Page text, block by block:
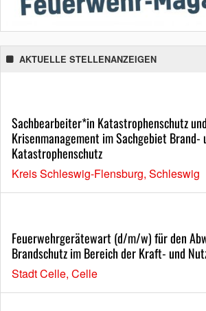
AKTUELLE STELLENANZEIGEN
Sachbearbeiter*in Katastrophenschutz und
Krisenmanagement im Sachgebiet Brand-
Katastrophenschutz
Kreis Schleswig-Flensburg, Schleswig
Feuerwehrgerätewart (d/m/w) für den
Brandschutz im Bereich der Kraft- und
Stadt Celle, Celle